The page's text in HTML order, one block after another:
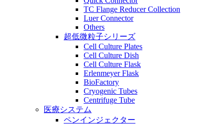
TC Flange Reducer Collection
Luer Connector
Others
超低微粒子シリーズ
Cell Culture Plates
Cell Culture Dish
Cell Culture Flask
Erlenmeyer Flask
BioFactory
Cryogenic Tubes
Centrifuge Tube
医療システム
ペンインジェクター